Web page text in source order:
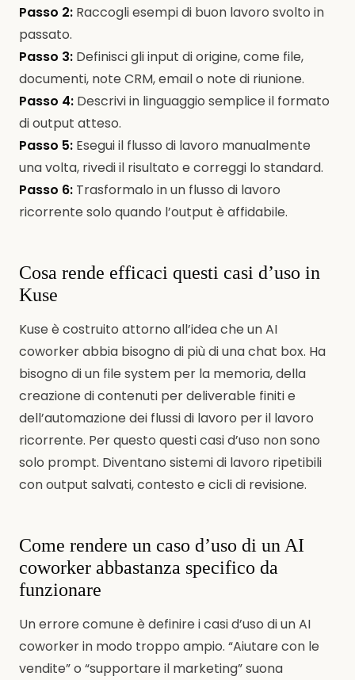
file,
per produrre
lavoro
ricorrente
Passo 2: Raccogli esempi di buon lavoro svolto in
passato.
Passo 3: Definisci gli input di origine, come file,
documenti, note CRM, email o note di riunione.
Passo 4: Descrivi in linguaggio semplice il formato
di output atteso.
Passo 5: Esegui il flusso di lavoro manualmente
una volta, rivedi il risultato e correggi lo standard.
Passo 6: Trasformalo in un flusso di lavoro
ricorrente solo quando l’output è affidabile.
Cosa rende efficaci questi casi d’uso in
Kuse
Kuse è costruito attorno all’idea che un AI
coworker abbia bisogno di più di una chat box. Ha
bisogno di un file system per la memoria, della
creazione di contenuti per deliverable finiti e
dell’automazione dei flussi di lavoro per il lavoro
ricorrente. Per questo questi casi d’uso non sono
solo prompt. Diventano sistemi di lavoro ripetibili
con output salvati, contesto e cicli di revisione.
Come rendere un caso d’uso di un AI
coworker abbastanza specifico da
funzionare
Un errore comune è definire i casi d’uso di un AI
coworker in modo troppo ampio. “Aiutare con le
vendite” o “supportare il marketing” suona